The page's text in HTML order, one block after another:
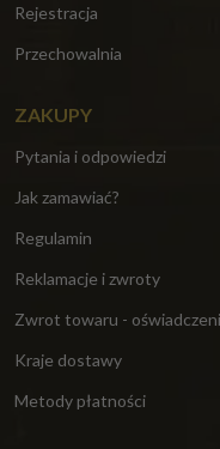
Rejestracja
Przechowalnia
ZAKUPY
Pytania i odpowiedzi
Jak zamawiać?
Regulamin
Reklamacje i zwroty
Zwrot towaru -
Kraje dostawy
Metody płatności